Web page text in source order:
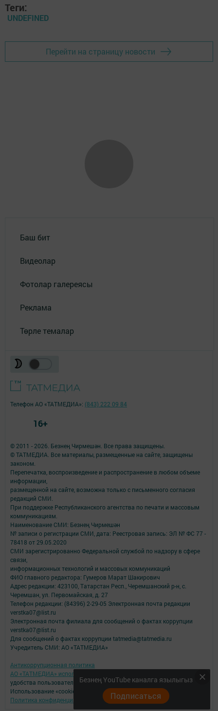
Теги:
UNDEFINED
Перейти на страницу новости
Баш бит
Видеолар
Фотолар галереясы
Реклама
Төрле темалар
Безнең YouTube каналга язылыгыз
Подписаться
© 2011 - 2026. Безнең Чирмешән. Все права защищены.
© ТАТМЕДИА. Все материалы, размещенные на сайте, защищены
законом.
Перепечатка, воспроизведение и распространение в любом объеме
информации,
размещенной на сайте, возможна только с письменного согласия
редакций СМИ.
При поддержке Республиканского агентства по печати и массовым
коммуникациям.
Наименование СМИ: Безнең Чирмешән
№ записи о регистрации СМИ, дата: Реестровая запись: ЭЛ № ФС 77 -
78418 от 29.05.2020
СМИ зарегистрированно Федеральной службой по надзору в сфере
связи,
информационных технологий и массовых коммуникаций
ФИО главного редактора: Гумеров Марат Шакирович
Адрес редакции: 423100, Татарстан Респ., Черемшанский р-н, с.
Черемшан, ул. Первомайская, д. 27
Телефон редакции: (84396) 2-29-05 Электронная почта редакции
verstka07@list.ru
Электронная почта филиала для сообщений о фактах коррупции
verstka07@list.ru
Для сообщений о фактах коррупции tatmedia@tatmedia.ru
Учредитель СМИ: АО «ТАТМЕДИА»
Антикоррупционная политика
АО «ТАТМЕДИА» использует «cookie»
для персонализации сервисов и
удобства пользователей сайтом.
Использование «cookie» можно отменить в настройках браузера.
Политика конфиденциальности
Телефон АО «ТАТМЕДИА»: (843) 222 09 84
16+